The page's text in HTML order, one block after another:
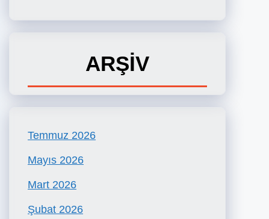
ARŞİV
Temmuz 2026
Mayıs 2026
Mart 2026
Şubat 2026